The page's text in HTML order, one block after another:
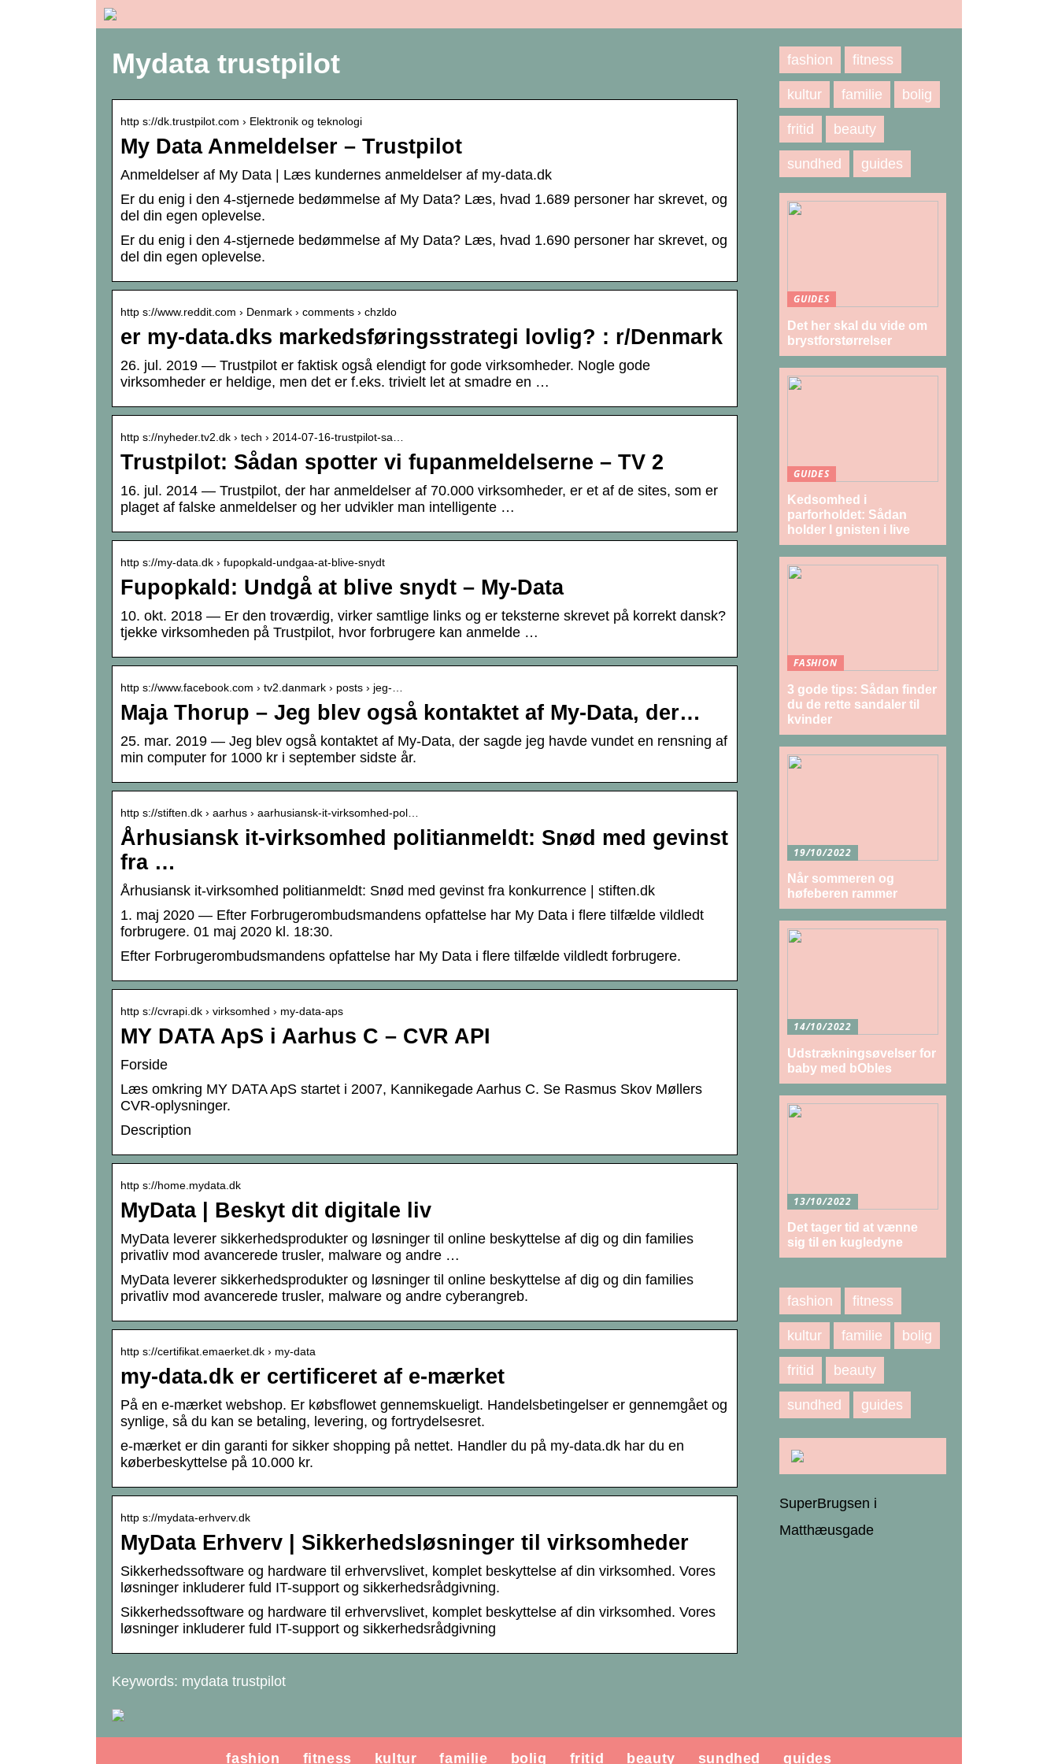
Mydata trustpilot
http s://dk.trustpilot.com › Elektronik og teknologi
My Data Anmeldelser – Trustpilot
Anmeldelser af My Data | Læs kundernes anmeldelser af my-data.dk
Er du enig i den 4-stjernede bedømmelse af My Data? Læs, hvad 1.689 personer har skrevet, og
del din egen oplevelse.
Er du enig i den 4-stjernede bedømmelse af My Data? Læs, hvad 1.690 personer har skrevet, og
del din egen oplevelse.
http s://www.reddit.com › Denmark › comments › chzldo
er my-data.dks markedsføringsstrategi lovlig? : r/Denmark
26. jul. 2019 — Trustpilot er faktisk også elendigt for gode virksomheder. Nogle gode
virksomheder er heldige, men det er f.eks. trivielt let at smadre en …
http s://nyheder.tv2.dk › tech › 2014-07-16-trustpilot-sa…
Trustpilot: Sådan spotter vi fupanmeldelserne – TV 2
16. jul. 2014 — Trustpilot, der har anmeldelser af 70.000 virksomheder, er et af de sites, som er
plaget af falske anmeldelser og her udvikler man intelligente …
http s://my-data.dk › fupopkald-undgaa-at-blive-snydt
Fupopkald: Undgå at blive snydt – My-Data
10. okt. 2018 — Er den troværdig, virker samtlige links og er teksterne skrevet på korrekt dansk?
tjekke virksomheden på Trustpilot, hvor forbrugere kan anmelde …
http s://www.facebook.com › tv2.danmark › posts › jeg-…
Maja Thorup – Jeg blev også kontaktet af My-Data, der…
25. mar. 2019 — Jeg blev også kontaktet af My-Data, der sagde jeg havde vundet en rensning af
min computer for 1000 kr i september sidste år.
http s://stiften.dk › aarhus › aarhusiansk-it-virksomhed-pol…
Århusiansk it-virksomhed politianmeldt: Snød med gevinst
fra …
Århusiansk it-virksomhed politianmeldt: Snød med gevinst fra konkurrence | stiften.dk
1. maj 2020 — Efter Forbrugerombudsmandens opfattelse har My Data i flere tilfælde vildledt
forbrugere. 01 maj 2020 kl. 18:30.
Efter Forbrugerombudsmandens opfattelse har My Data i flere tilfælde vildledt forbrugere.
http s://cvrapi.dk › virksomhed › my-data-aps
MY DATA ApS i Aarhus C – CVR API
Forside
Læs omkring MY DATA ApS startet i 2007, Kannikegade Aarhus C. Se Rasmus Skov Møllers
CVR-oplysninger.
Description
http s://home.mydata.dk
MyData | Beskyt dit digitale liv
MyData leverer sikkerhedsprodukter og løsninger til online beskyttelse af dig og din families
privatliv mod avancerede trusler, malware og andre …
MyData leverer sikkerhedsprodukter og løsninger til online beskyttelse af dig og din families
privatliv mod avancerede trusler, malware og andre cyberangreb.
http s://certifikat.emaerket.dk › my-data
my-data.dk er certificeret af e-mærket
På en e-mærket webshop. Er købsflowet gennemskueligt. Handelsbetingelser er gennemgået og
synlige, så du kan se betaling, levering, og fortrydelsesret.
e-mærket er din garanti for sikker shopping på nettet. Handler du på my-data.dk har du en
køberbeskyttelse på 10.000 kr.
http s://mydata-erhverv.dk
MyData Erhverv | Sikkerhedsløsninger til virksomheder
Sikkerhedssoftware og hardware til erhvervslivet, komplet beskyttelse af din virksomhed. Vores
løsninger inkluderer fuld IT-support og sikkerhedsrådgivning.
Sikkerhedssoftware og hardware til erhvervslivet, komplet beskyttelse af din virksomhed. Vores
løsninger inkluderer fuld IT-support og sikkerhedsrådgivning
Keywords: mydata trustpilot
fashion fitness
kultur familie bolig
fritid beauty
sundhed guides
GUIDES
Det her skal du vide om
brystforstørrelser
GUIDES
Kedsomhed i
parforholdet: Sådan
holder I gnisten i live
FASHION
3 gode tips: Sådan finder
du de rette sandaler til
kvinder
19/10/2022
Når sommeren og
høfeberen rammer
14/10/2022
Udstrækningsøvelser for
baby med bObles
13/10/2022
Det tager tid at vænne
sig til en kugledyne
fashion fitness
kultur familie bolig
fritid beauty
sundhed guides
SuperBrugsen i
Matthæusgade
fashion fitness kultur familie bolig fritid beauty sundhed guides